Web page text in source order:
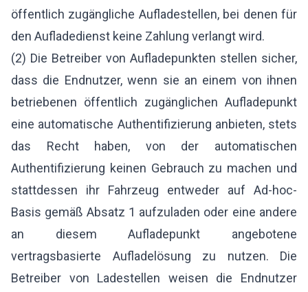
öffentlich zugängliche Aufladestellen, bei denen für
den Aufladedienst keine Zahlung verlangt wird.
(2) Die Betreiber von Aufladepunkten stellen sicher,
dass die Endnutzer, wenn sie an einem von ihnen
betriebenen öffentlich zugänglichen Aufladepunkt
eine automatische Authentifizierung anbieten, stets
das Recht haben, von der automatischen
Authentifizierung keinen Gebrauch zu machen und
stattdessen ihr Fahrzeug entweder auf Ad-hoc-
Basis gemäß Absatz 1 aufzuladen oder eine andere
an diesem Aufladepunkt angebotene
vertragsbasierte Aufladelösung zu nutzen. Die
Betreiber von Ladestellen weisen die Endnutzer